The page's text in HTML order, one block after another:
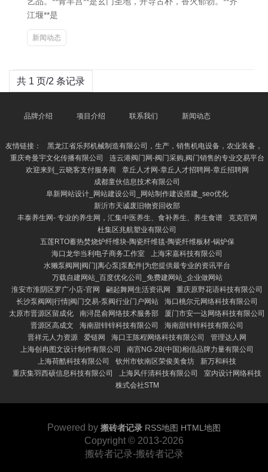
江堰**是
新闻动态
共 1 页/2 条记录
品牌介绍 项目介绍 联系我们 新闻动态
友情链接：
黑龙江省乐邦机械制造有限公司，生产，销售机电设备，农业装备，
重庆奇曼宇文化传播有限公司
连云港阀门网-阀门采购,阀门销售的专业交易平台
欢迎来到_云晓客支付服务商
章丘人才网-章丘人才招聘网-章丘招聘网
成都童伙信息技术有限公司
阜新网站设计_网站建设公司_网站制作建设搭建_seo优化
新沂市天诚废旧物资回收部
丰泰养生网- 专业的养生网，汇集中医养生、食补养生、养生食谱
克克官网
杜集区兆航塑业有限公司
五莲RTO蓄热焚烧炉纤维块-陶瓷纤维毯-陶瓷纤维板材-锅炉保
海口龙华当利电子商务工作室
上海宋嘉科技有限公司
水獭泵阀网|阀门|离心泵|泵配件|为您提供最专业的资讯平台
万载自建网站_百度优化公司_免费建网站_企业做网站
淮安市淮阴区罗广小店-官网
翩起舞网生活资讯网
重庆原野花语科技有限公司
长沙泵阀网|行情|阀门交易-泵阀行业门户网站
海口桃尔元网络科技有限公司
太原市晋源区留成化
南浔昆俞网络技术服务部
厦门市安一达网络科技有限公司
晋源区高成文
海南甜锌锌科技有限公司
海南甜锌锌科技有限公司
晋祥元人力资源
爱链网 海口王陈程网络科技有限公司
管理达人网
上海创冉图文设计制作有限公司
南宫NG·28(中国)相信品牌力量有限公司
上海荷酷科技有限公司
钦州市钦南区荣俊美食坊
新万和科技
重庆集羽西硕信息科技有限公司
上海风仟清科技有限公司
室内设计网络科技
株式会社STM
Powered by 搬砖者记录 RSS地图 HTML地图
Copyright © 2013-2026
搬砖者记录-搬砖者记录